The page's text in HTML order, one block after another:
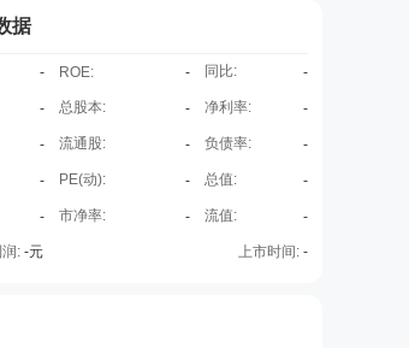
据
- ROE: - 同比: -
- 总股本: - 净利率: -
- 流通股: - 负债率: -
- PE(动): - 总值: -
- 市净率: - 流值: -
: -元 上市时间: -